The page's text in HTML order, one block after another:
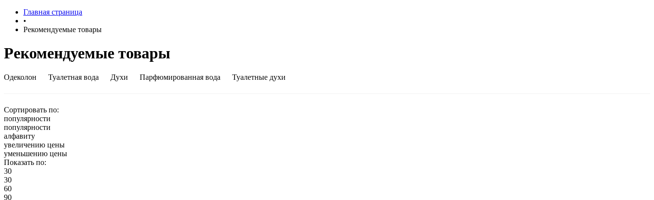
Главная страница
•
Рекомендуемые товары
Рекомендуемые товары
Одеколон Туалетная вода Духи Парфюмированная вода Туалетные духи
Сортировать по:
популярности
популярности
алфавиту
увеличению цены
уменьшению цены
Показать по:
30
30
60
90